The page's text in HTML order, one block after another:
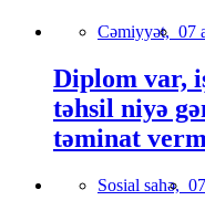
Cəmiyyət, 07
Diplom var,
təhsil niyə
təminat
Sosial sahə,